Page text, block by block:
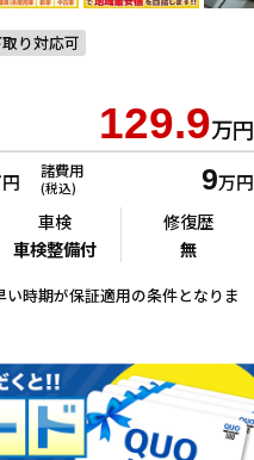
り対応可
129.9万円
諸費用
(税込) 9万円
時期が保証適用の条件となりま
車検
車検整備付
修復歴
無